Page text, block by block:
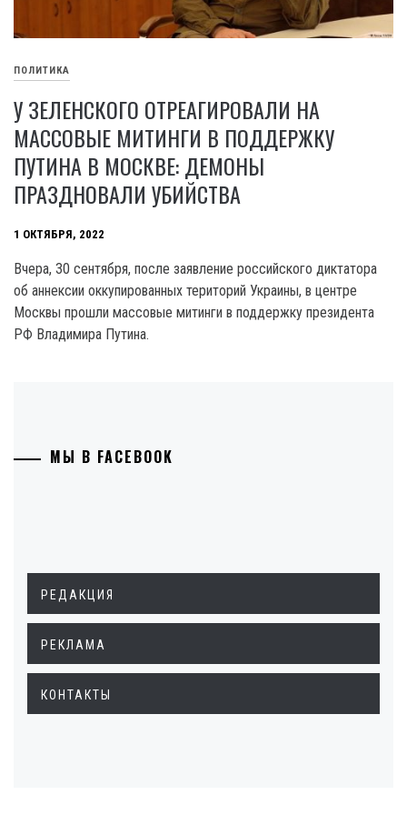
ПОЛИТИКА
У ЗЕЛЕНСКОГО ОТРЕАГИРОВАЛИ НА
МАССОВЫЕ МИТИНГИ В ПОДДЕРЖКУ
ПУТИНА В МОСКВЕ: ДЕМОНЫ
ПРАЗДНОВАЛИ УБИЙСТВА
1 ОКТЯБРЯ, 2022
Вчера, 30 сентября, после заявление российского диктатора
об аннексии оккупированных територий Украины, в центре
Москвы прошли массовые митинги в поддержку президента
РФ Владимира Путина.
МЫ В FACEBOOK
РЕДАКЦИЯ
РЕКЛАМА
КОНТАКТЫ